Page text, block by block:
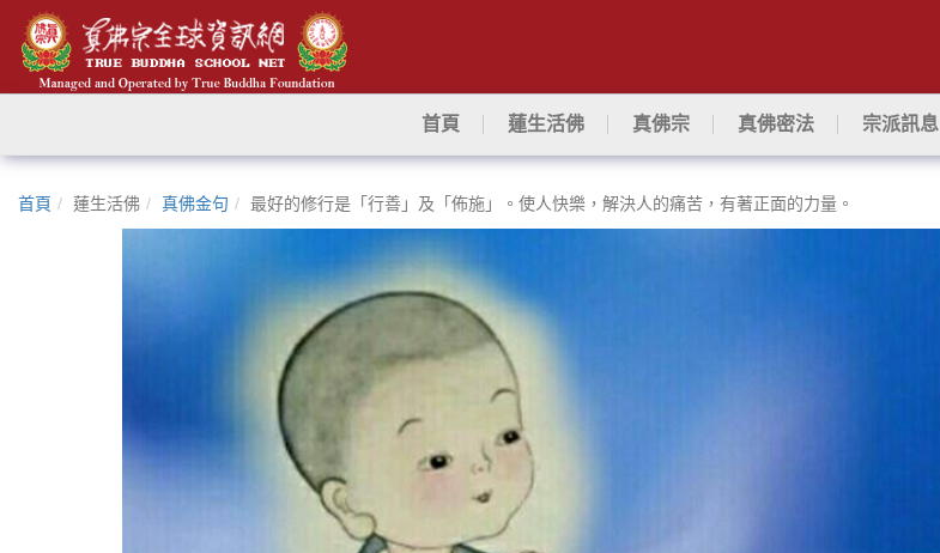
首頁 蓮生活佛 真佛宗 真佛密法 宗派訊息
首頁 蓮生活佛 真佛金句 最好的修行是「行善」及「佈施」。使人快樂，解決人的痛苦，有著正面的力量。